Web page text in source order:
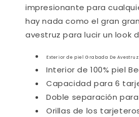
impresionante para
hay nada como el gran
avestruz para lucir un look
Exterior de piel Grabada De
Interior de100% piel
Capacidad para 6
Doble separación
Orillas de los